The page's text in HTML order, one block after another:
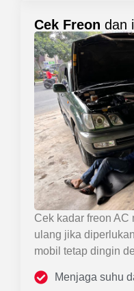
Cek Freon dan
Cek kadar freon
ulang jika
mobil tetap dingin
Menjaga suhu